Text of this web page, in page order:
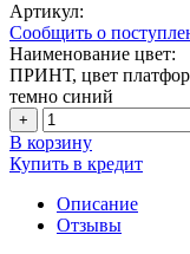
Артикул:
Сообщить о
Наименование цвет:
ПРИНТ, цвет
темно синий
+
В корзину
Купить в кредит
Описание
Отзывы